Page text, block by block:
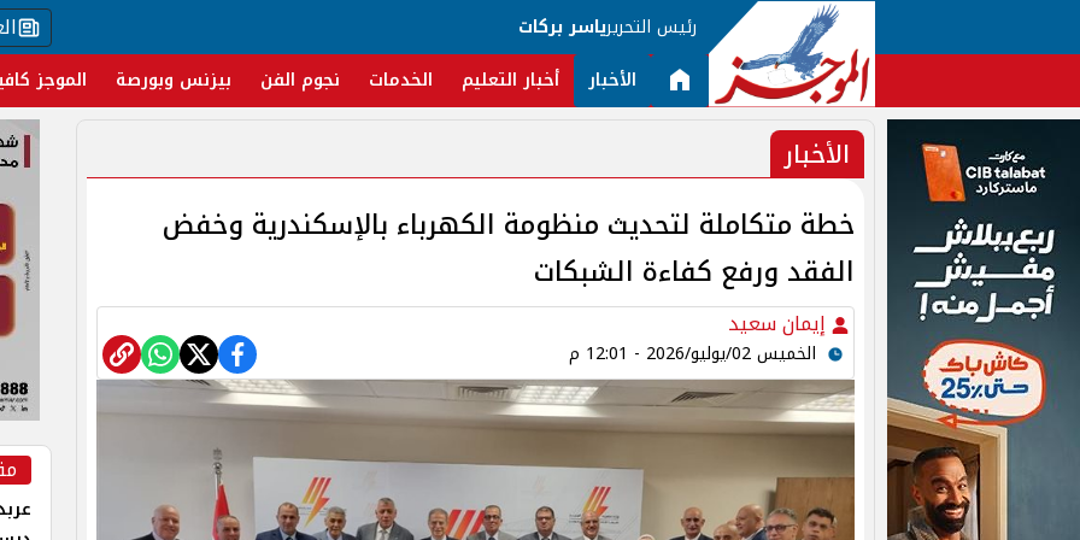
رئيس التحريرياسر بركات
الأخبار أخبار التعليم الخدمات نجوم الفن بيزنس وبورصة الموجز
الأخبار
خطة متكاملة لتحديث منظومة الكهرباء بالإسكندرية وخفض
الفقد ورفع كفاءة الشبكات
إيمان سعيد
الخميس 02/يوليو/2026 - 12:01 م